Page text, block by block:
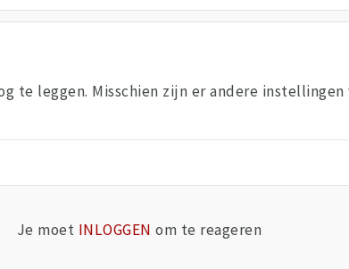
te leggen. Misschien zijn er andere
Je moet INLOGGEN om te reageren